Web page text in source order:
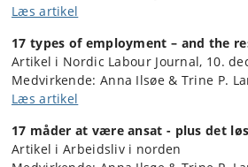
Læs artikel
17 types of employment – and the
Artikel i Nordic Labour Journal, 10.
Medvirkende: Anna Ilsøe & Trine P.
Læs artikel
17 måder at være ansat - plus det
Artikel i Arbeidsliv i norden